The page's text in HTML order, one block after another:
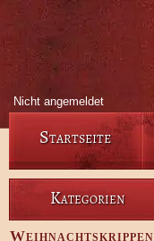
Nicht angemeldet
Startseite
Kategorien
Weihnachtskrippen